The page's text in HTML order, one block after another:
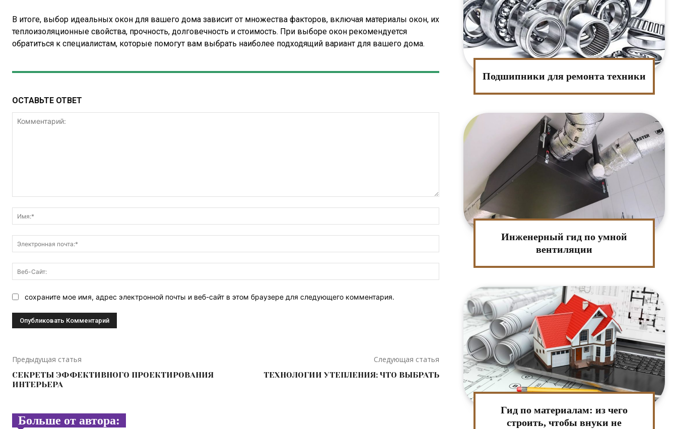
В итоге, выбор идеальных окон для вашего дома зависит от множества факторов, включая материалы окон, их
теплоизоляционные свойства, прочность, долговечность и стоимость. При выборе окон рекомендуется
обратиться к специалистам, которые помогут вам выбрать наиболее подходящий вариант для вашего дома.
ОСТАВЬТЕ ОТВЕТ
почта:*
Сайт:
сохраните мое имя, адрес электронной почты и веб-сайт в этом браузере для следующего комментария.
Предыдущая статья
СЕКРЕТЫ ЭФФЕКТИВНОГО ПРОЕКТИРОВАНИЯ
ИНТЕРЬЕРА
Следующая статья
ТЕХНОЛОГИИ УТЕПЛЕНИЯ: ЧТО ВЫБРАТЬ
Больше от автора:
Подшипники для ремонта техники
Инженерный гид по умной
вентиляции
Гид по материалам: из чего
строить, чтобы внуки не